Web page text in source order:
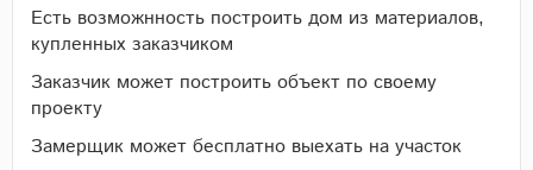
Есть возможнность построить дом из материалов,
купленных заказчиком
Заказчик может построить объект по своему
проекту
Замерщик может бесплатно выехать на участок